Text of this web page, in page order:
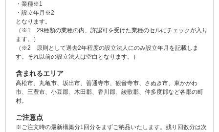
・業種※1
・設立年月※2
となります。
（※1 29種類の業種の内、許認可を受けた業種のセルにチェックが入り
ます。）
（※2 原則として過去2年程度の設立法人にのみ設立年月を記載しま
す。それ以前の設立法人は空白となります。）
含まれるエリア
高松市、丸亀市、坂出市、善通寺市、観音寺市、さぬき市、東かがわ
市、三豊市、小豆郡、木田郡、香川郡、綾歌郡、仲多度郡など各郡の町
村。
ご注意点
※ご注文時の最新構築分1回分をまずご納品いたします。残り回数分は次